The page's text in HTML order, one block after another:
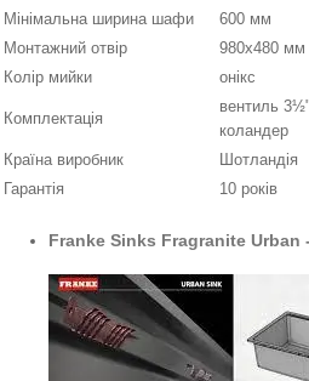
Мінімальна ширина шафи
600 мм
Монтажний отвір
980х480 мм
Колір мийки
онікс
Комплектація
вентиль
коландер
Країна виробник
Шотландія
Гарантія
10 років
Franke Sinks Fragranite Urban